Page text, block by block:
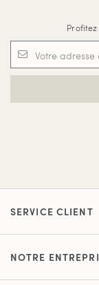
Profitez
SERVICE CLIENT
NOTRE